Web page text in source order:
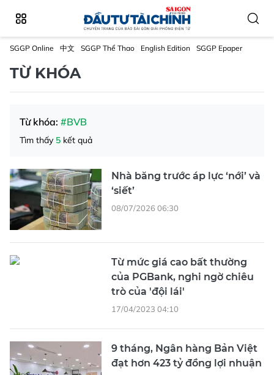
SGGP Online 中文 SGGP Thể Thao English Edition SGGP Epaper
TỪ KHÓA
Từ khóa: #BVB
Tìm thấy 5 kết quả
Nhà băng trước áp lực ‘nới’ và
‘siết’
08/07/2026 06:30
Từ mức giá cao bất thường
của PGBank, nghi ngờ chiêu
trò của 'đội lái'
17/04/2023 04:10
9 tháng, Ngân hàng Bản Việt
đạt hơn 423 tỷ đồng lợi nhuận